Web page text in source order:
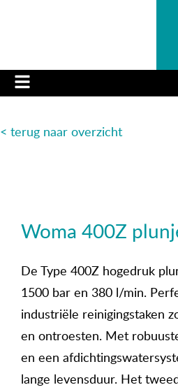
< terug naar overzicht
Woma 400Z
De Type 400Z hogedruk
1500 bar en 380 l/min.
industriële reinigingstaken
en ontroesten. Met
en een
lange levensduur. Het